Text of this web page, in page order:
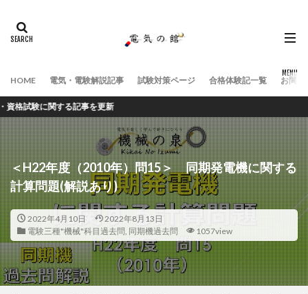
HOME 電気・電験解説記事 試験対策ページ 合格体験記一覧 お問い
する記事を更新
＜H22年度（2010年）問15＞ 同期発電機に関する
計算問題(解説あり)
2022年4月10日
2022年8月13日
電験三種"機械"科目過去問, 同期機過去問 1057view